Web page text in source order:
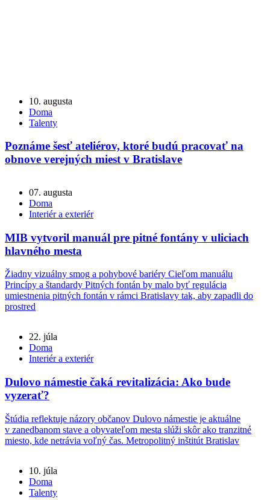
10. augusta
Doma
Talenty
Poznáme šesť ateliérov, ktoré budú pracovať na
obnove verejných miest v Bratislave
07. augusta
Doma
Interiér a exteriér
MIB vytvoril manuál pre pitné fontány v uliciach
hlavného mesta
Žiadny vizuálny smog a pohybové bariéry Cieľom manuálu
Princípy a štandardy Pitných fontán by malo byť regulácia
umiestnenia pitných fontán v rámci Bratislavy tak, aby zapadli do
prostred
22. júla
Doma
Interiér a exteriér
Dulovo námestie čaká revitalizácia: Ako bude
vyzerať?
Štúdia reflektuje názory občanov Dulovo námestie je aktuálne
v zanedbanom stave a obyvateľom mesta slúži skôr ako tranzitné
miesto, kde netrávia voľný čas. Metropolitný inštitút Bratislav
10. júla
Doma
Talenty